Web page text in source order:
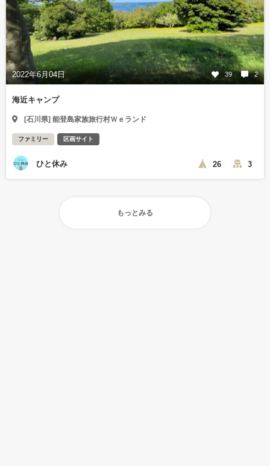
2022年6月04日 39 2
海近キャンプ
[石川県] 能登島家族旅行村Ｗｅランド
ファミリー 区画サイト
ひと休み 26 3
もっとみる